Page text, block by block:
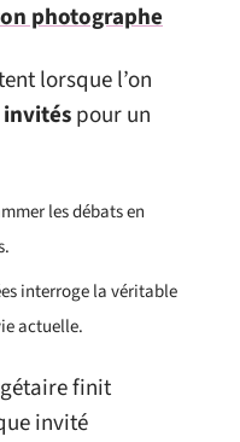
photographe
lorsque l’on
pour un
les débats en
interroge la véritable
actuelle.
finit
invité